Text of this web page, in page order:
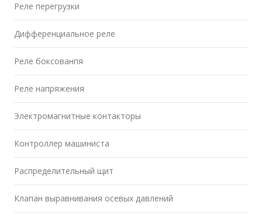
Реле перегрузки
Дифференциальное реле
Реле боксованпя
Реле напряжения
Электромагнитные контакторы
Контроллер машиниста
Распределительный щит
Клапан выравнивания осевых давлений